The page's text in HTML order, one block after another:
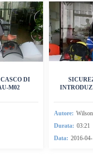
DI
M02
Autore: Wilson
Durata: 03:21
Data: 2016-04-